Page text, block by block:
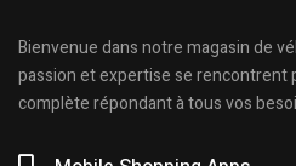
Bienvenue dans notre magasin de
passion et expertise se rencontrent
complète répondant à tous vos